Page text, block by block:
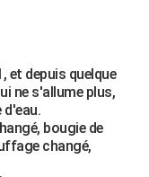
et depuis quelque
ne s'allume plus,
bougie de
changé,